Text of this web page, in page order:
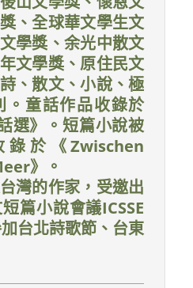
、全球華文學生文
學獎、余光中散文
文學獎、原住民文
、散文、小說、極
。童話作品收錄於
選》。短篇小說被
於《Zwischen
》。
的作家，受邀出
篇小說會議ICSSE
台北詩歌節、台東